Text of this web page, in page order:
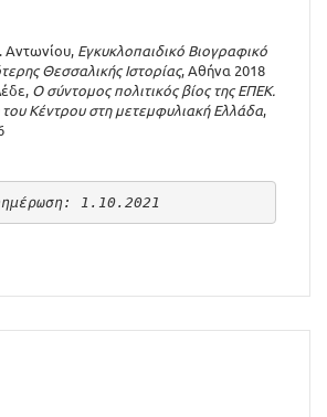
Αντωνίου, Εγκυκλοπαιδικό Βιογραφικό
Θεσσαλικής Ιστορίας, Αθήνα 2018
Ο σύντομος πολιτικός βίος της ΕΠΕΚ.
Κέντρου στη μετεμφυλιακή Ελλάδα,
1.10.2021